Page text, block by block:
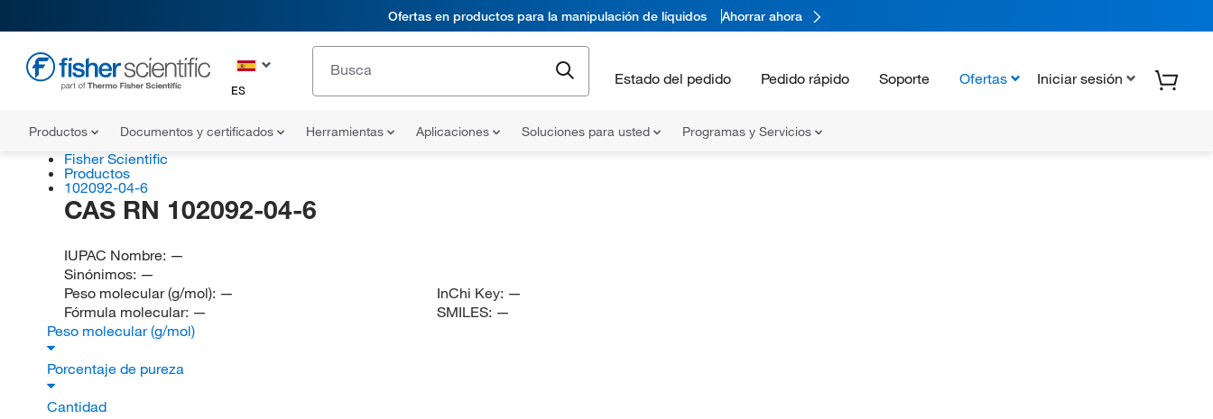
Ofertas en productos para la manipulación de líquidos Ahorrar ahora
ES
Estado del pedido Pedido rápido Soporte Ofertas Iniciar sesión
Productos Documentos y certificados Herramientas Aplicaciones Soluciones para usted Programas y Servicios
Fisher Scientific
Productos
102092-04-6
CAS RN 102092-04-6
IUPAC Nombre: —
Sinónimos: —
Peso molecular (g/mol): —
Fórmula molecular: —
InChi Key: —
SMILES: —
Peso molecular (g/mol)
Porcentaje de pureza
Cantidad